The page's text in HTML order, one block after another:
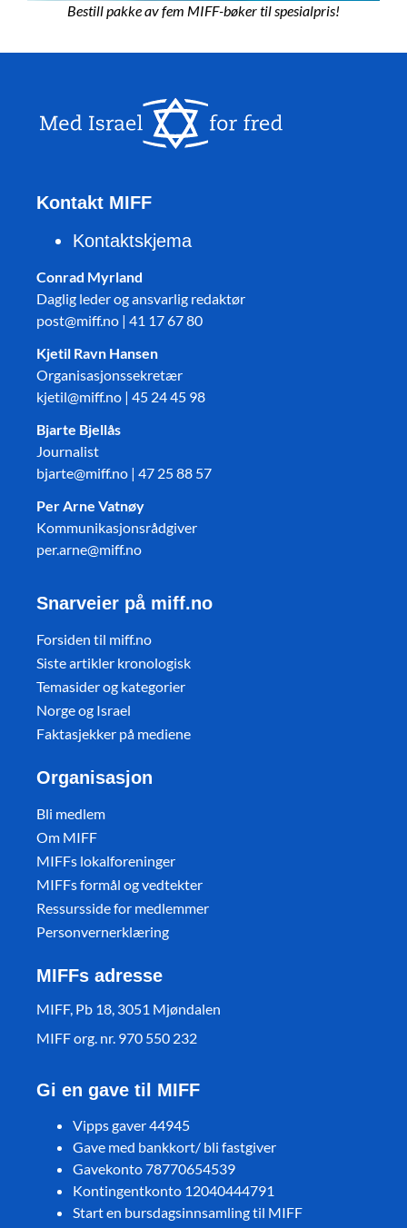
Bestill pakke av fem MIFF-bøker til spesialpris!
Kontakt MIFF
Kontaktskjema
Conrad Myrland
Daglig leder og ansvarlig redaktør
post@miff.no | 41 17 67 80
Kjetil Ravn Hansen
Organisasjonssekretær
kjetil@miff.no | 45 24 45 98
Bjarte Bjellås
Journalist
bjarte@miff.no | 47 25 88 57
Per Arne Vatnøy
Kommunikasjonsrådgiver
per.arne@miff.no
Snarveier på miff.no
Forsiden til miff.no
Siste artikler kronologisk
Temasider og kategorier
Norge og Israel
Faktasjekker på mediene
Organisasjon
Bli medlem
Om MIFF
MIFFs lokalforeninger
MIFFs formål og vedtekter
Ressursside for medlemmer
Personvernerklæring
MIFFs adresse
MIFF, Pb 18, 3051 Mjøndalen
MIFF org. nr. 970 550 232
Gi en gave til MIFF
Vipps gaver 44945
Gave med bankkort/ bli fastgiver
Gavekonto 78770654539
Kontingentkonto 12040444791
Start en bursdagsinnsamling til MIFF